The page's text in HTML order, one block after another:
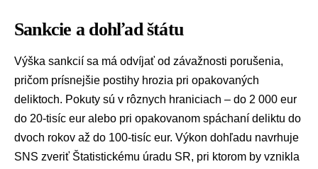
Sankcie a dohľad štátu
Výška sankcií sa má odvíjať od závažnosti porušenia,
pričom prísnejšie postihy hrozia pri opakovaných
deliktoch. Pokuty sú v rôznych hraniciach – do 2 000 eur
do 20-tisíc eur alebo pri opakovanom spáchaní deliktu do
dvoch rokov až do 100-tisíc eur. Výkon dohľadu navrhuje
SNS zveriť Štatistickému úradu SR, pri ktorom by vznikla